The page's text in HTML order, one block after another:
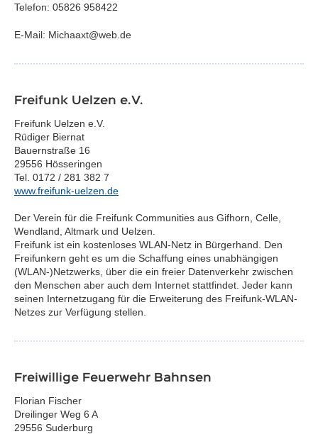
Telefon: 05826 958422
E-Mail: Michaaxt@web.de
Freifunk Uelzen e.V.
Freifunk Uelzen e.V.
Rüdiger Biernat
Bauernstraße 16
29556 Hösseringen
Tel. 0172 / 281 382 7
www.freifunk-uelzen.de
Der Verein für die Freifunk Communities aus Gifhorn, Celle,
Wendland, Altmark und Uelzen.
Freifunk ist ein kostenloses WLAN-Netz in Bürgerhand. Den
Freifunkern geht es um die Schaffung eines unabhängigen
(WLAN-)Netzwerks, über die ein freier Datenverkehr zwischen
den Menschen aber auch dem Internet stattfindet. Jeder kann
seinen Internetzugang für die Erweiterung des Freifunk-WLAN-
Netzes zur Verfügung stellen.
Freiwillige Feuerwehr Bahnsen
Florian Fischer
Dreilinger Weg 6 A
29556 Suderburg